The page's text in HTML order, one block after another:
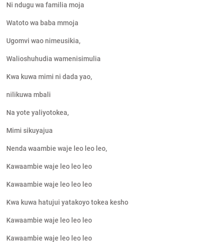
Ni ndugu wa familia moja
Watoto wa baba mmoja
Ugomvi wao nimeusikia,
Walioshuhudia wamenisimulia
Kwa kuwa mimi ni dada yao,
nilikuwa mbali
Na yote yaliyotokea,
Mimi sikuyajua
Nenda waambie waje leo leo leo,
Kawaambie waje leo leo leo
Kawaambie waje leo leo leo
Kwa kuwa hatujui yatakoyo tokea kesho
Kawaambie waje leo leo leo
Kawaambie waje leo leo leo